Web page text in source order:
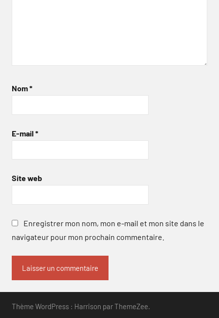
Nom*
E-mail *
Site web
Enregistrer mon nom, mon e-mail et mon site dans le
navigateur pour mon prochain commentaire.
Thème WordPress : Harrison par ThemeZee.